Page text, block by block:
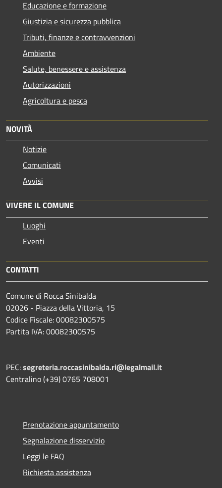
Educazione e formazione
Giustizia e sicurezza pubblica
Tributi, finanze e contravvenzioni
Ambiente
Salute, benessere e assistenza
Autorizzazioni
Agricoltura e pesca
NOVITÀ
Notizie
Comunicati
Avvisi
VIVERE IL COMUNE
Luoghi
Eventi
CONTATTI
Comune di Rocca Sinibalda
02026 - Piazza della Vittoria, 15
Codice Fiscale: 00082300575
Partita IVA: 00082300575
PEC:segreteria.roccasinibalda.ri@legalmail.it
Centralino (+39) 0765 708001
Prenotazione appuntamento
Segnalazione disservizio
Leggi le FAQ
Richiesta assistenza